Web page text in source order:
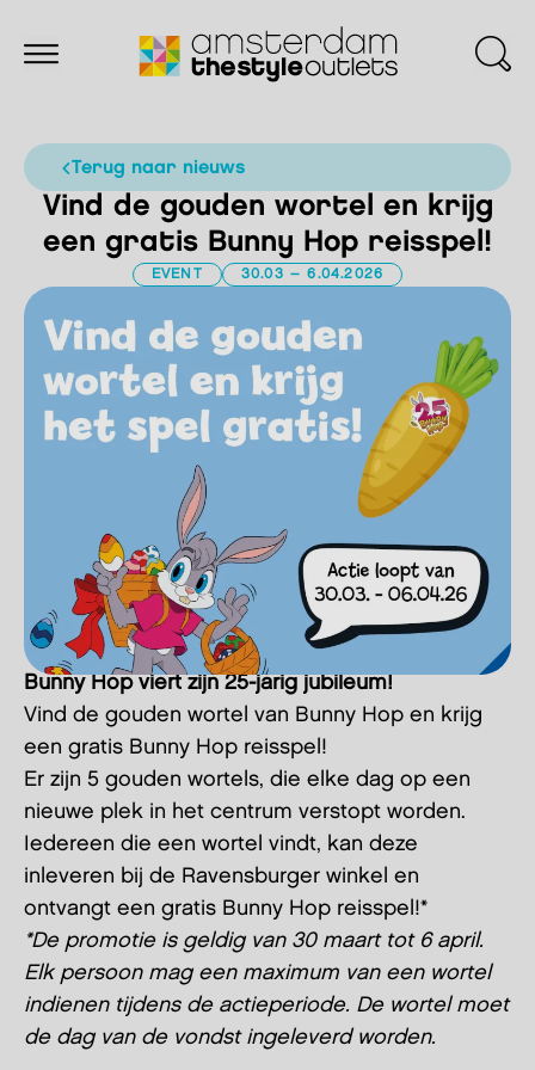
terug naar nieuws
Vind de gouden wortel en krijg
een gratis Bunny Hop reisspel!
EVENT 30.03 – 6.04.2026
Bunny Hop viert zijn 25-jarig jubileum!
Vind de gouden wortel van Bunny Hop en krijg
een gratis Bunny Hop reisspel!
Er zijn 5 gouden wortels, die elke dag op een
nieuwe plek in het centrum verstopt worden.
Iedereen die een wortel vindt, kan deze
inleveren bij de Ravensburger winkel en
ontvangt een gratis Bunny Hop reisspel!*
*De promotie is geldig van 30 maart tot 6 april.
Elk persoon mag een maximum van een wortel
indienen tijdens de actieperiode. De wortel moet
de dag van de vondst ingeleverd worden.